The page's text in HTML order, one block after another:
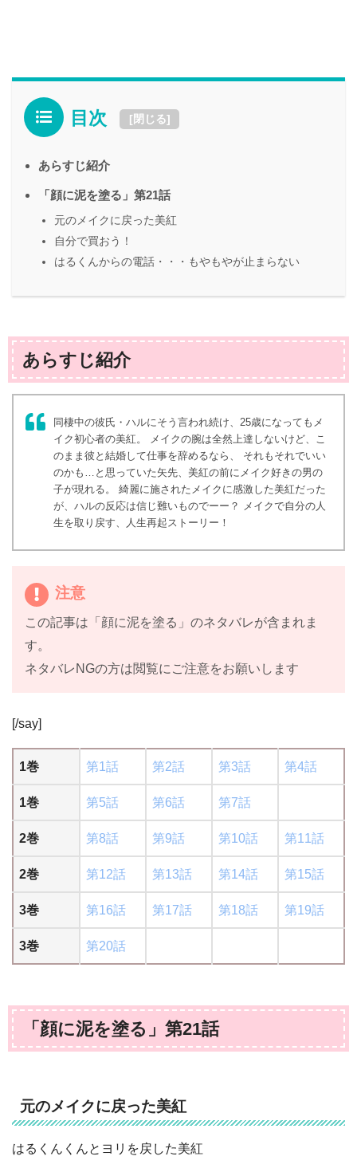
目次 [閉じる]
あらすじ紹介
「顔に泥を塗る」第21話
元のメイクに戻った美紅
自分で買おう！
はるくんからの電話・・・もやもやが止まらない
あらすじ紹介
同棲中の彼氏・ハルにそう言われ続け、25歳になってもメ
イク初心者の美紅。 メイクの腕は全然上達しないけど、こ
のまま彼と結婚して仕事を辞めるなら、 それもそれでいい
のかも…と思っていた矢先、美紅の前にメイク好きの男の
子が現れる。 綺麗に施されたメイクに感激した美紅だった
が、ハルの反応は信じ難いものでーー？ メイクで自分の人
生を取り戻す、人生再起ストーリー！
注意
この記事は「顔に泥を塗る」のネタバレが含まれま
す。
ネタバレNGの方は閲覧にご注意をお願いします
[/say]
1巻 第1話 第2話 第3話 第4話
1巻 第5話 第6話 第7話
2巻 第8話 第9話 第10話 第11話
2巻 第12話 第13話 第14話 第15話
3巻 第16話 第17話 第18話 第19話
3巻 第20話
「顔に泥を塗る」第21話
元のメイクに戻った美紅
はるくんくんとヨリを戻した美紅